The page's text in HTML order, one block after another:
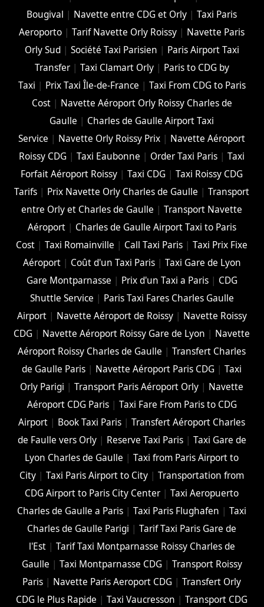
Bougival | Navette entre CDG et Orly |Taxi Paris
Aeroporto |Tarif Navette Orly Roissy | Navette Paris
Orly Sud| Société Taxi Parisien | Paris Airport Taxi
Transfer| Taxi Clamart Orly| Paris to CDG by
Taxi | Prix Taxi Île-de-France | Taxi From CDG to Paris
Cost| Navette Aéroport Orly Roissy Charles de
Gaulle | Charles de Gaulle Airport Taxi
Service | Navette Orly Roissy Prix | Navette Aéroport
Roissy CDG |Taxi Eaubonne | Order Taxi Paris |Taxi
Forfait Aéroport Roissy |Taxi CDG |Taxi Roissy CDG
Tarifs | Prix Navette Orly Charles de Gaulle |Transport
entre Orly et Charles de Gaulle |Transport Navette
Aéroport| Charles de Gaulle Airport Taxi to Paris
Cost |Taxi Romainville | Call Taxi Paris |Taxi Prix Fixe
Aéroport| Coût d'un Taxi Paris| Taxi Gare de Lyon
Gare Montparnasse | Prix d'un Taxi a Paris| CDG
Shuttle Service | Paris Taxi Fares Charles Gaulle
Airport| Navette Aéroport de Roissy| Navette Roissy
CDG | Navette Aéroport Roissy Gare de Lyon | Navette
Aéroport Roissy Charles de Gaulle |Transfert Charles
de Gaulle Paris | Navette Aéroport Paris CDG |Taxi
Orly Parigi |Transport Paris Aéroport Orly | Navette
Aéroport CDG Paris| Taxi Fare From Paris to CDG
Airport | Book Taxi Paris |Transfert Aéroport Charles
de Faulle vers Orly| Reserve Taxi Paris| Taxi Gare de
Lyon Charles de Gaulle |Taxi from Paris Airport to
City |Taxi Paris Airport to City |Transportation from
CDG Airport to Paris City Center |Taxi Aeropuerto
Charles de Gaulle a Paris |Taxi Paris Flughafen |Taxi
Charles de Gaulle Parigi |Tarif Taxi Paris Gare de
l'Est| Tarif Taxi Montparnasse Roissy Charles de
Gaulle | Taxi Montparnasse CDG | Transport Roissy
Paris | Navette Paris Aeroport CDG |Transfert Orly
CDG le Plus Rapide |Taxi Vaucresson |Transport CDG